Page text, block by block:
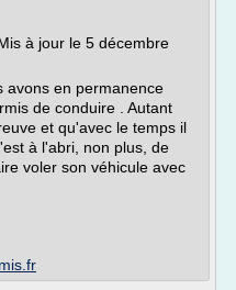
à jour le 5 décembre
avons en permanence
de conduire . Autant
et qu'avec le temps il
à l'abri, non plus, de
voler son véhicule avec